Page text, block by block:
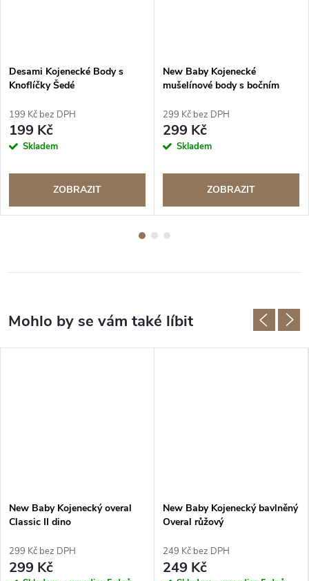
Desami Kojenecké Body s
Knoflíčky Šedé
199 Kč bez DPH
199 Kč
Skladem
ZOBRAZIT
New Baby Kojenecké
mušelínové body s bočním
299 Kč bez DPH
299 Kč
Skladem
ZOBRAZIT
New Baby Kojenecký overal
Classic II dino
299 Kč bez DPH
299 Kč
New Baby Kojenecký bavlněný
Overal růžový
249 Kč bez DPH
249 Kč